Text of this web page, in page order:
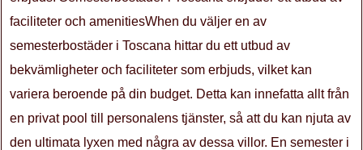
faciliteter och amenitiesWhen du väljer en av
semesterbostäder i Toscana hittar du ett utbud av
bekvämligheter och faciliteter som erbjuds, vilket kan
variera beroende på din budget. Detta kan innefatta allt från
en privat pool till personalens tjänster, så att du kan njuta av
den ultimata lyxen med några av dessa villor. En semester i